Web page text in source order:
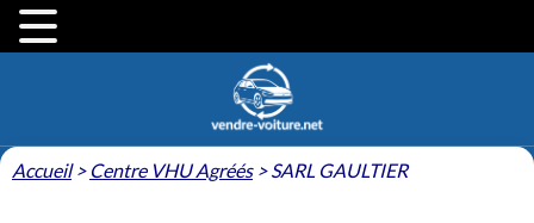
Accueil> Centre VHU Agréés>SARL GAULTIER